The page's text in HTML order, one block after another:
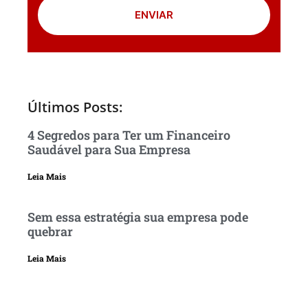
ENVIAR
Últimos Posts:
4 Segredos para Ter um Financeiro
Saudável para Sua Empresa
Leia Mais
Sem essa estratégia sua empresa pode
quebrar
Leia Mais